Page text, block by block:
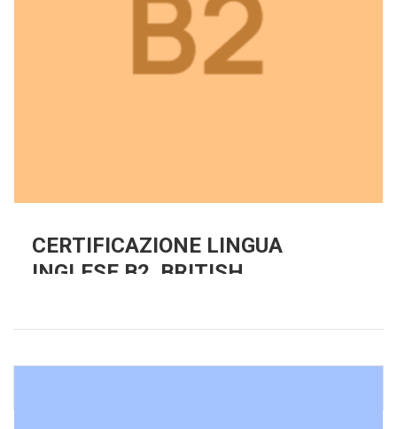
CERTIFICAZIONE LINGUA
INGLESE B2. BRITISH